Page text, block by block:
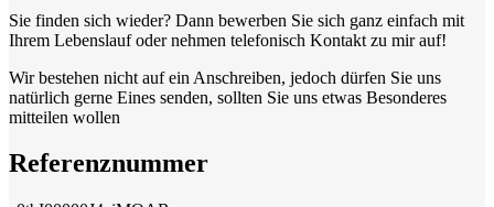
Sie finden sich wieder? Dann bewerben Sie sich ganz einfach mit
Ihrem Lebenslauf oder nehmen telefonisch Kontakt zu mir auf!
Wir bestehen nicht auf ein Anschreiben, jedoch dürfen Sie uns
natürlich gerne Eines senden, sollten Sie uns etwas Besonderes
mitteilen wollen
Referenznummer